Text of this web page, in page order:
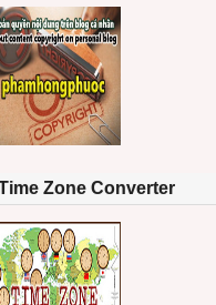
Zone Converter